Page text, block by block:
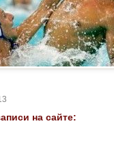
на сайте: